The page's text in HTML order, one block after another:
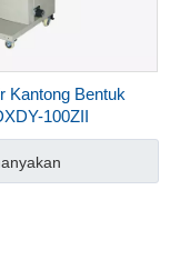
Kantong Bentuk
100ZII